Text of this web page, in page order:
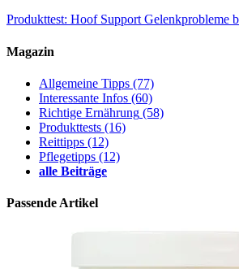
Produkttest: Hoof Support Gelenkprobleme
Magazin
Allgemeine Tipps (77)
Interessante Infos (60)
Richtige Ernährung (58)
Produkttests (16)
Reittipps (12)
Pflegetipps (12)
alle Beiträge
Passende Artikel